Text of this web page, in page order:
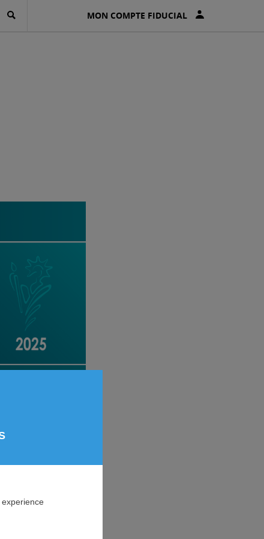
MON COMPTE FIDUCIAL